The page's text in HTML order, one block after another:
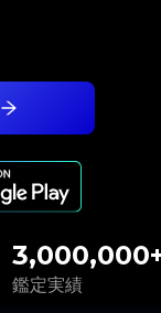
鑑定実績